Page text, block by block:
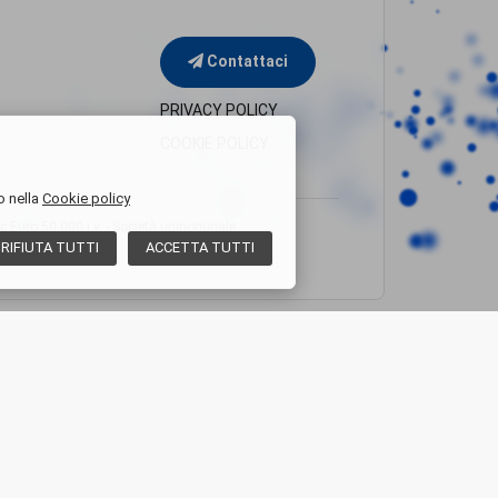
Contattaci
PRIVACY POLICY
nella Cookie policy
ACCETTA TUTTI
RIFIUTA TUTTI